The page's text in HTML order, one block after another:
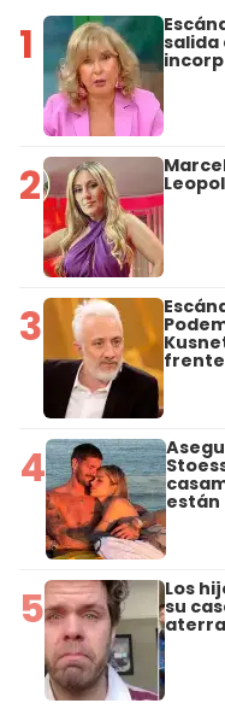
1 salida
2
3
4
están
5 Los
su